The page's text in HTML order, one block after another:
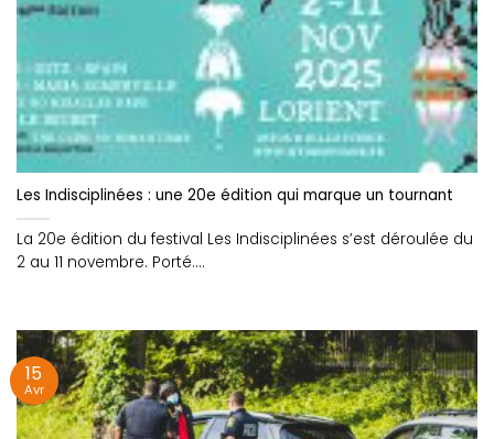
Les Indisciplinées : une 20e édition qui marque un tournant
La 20e édition du festival Les Indisciplinées s’est déroulée du
2 au 11 novembre. Porté....
15
Avr